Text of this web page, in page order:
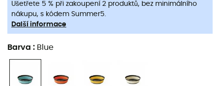
Ušetřete 5 % při zakoupení 2 produktů, bez minimálního
nákupu, s kódem Summer5.
Další informace
Barva : Blue
skládací mísa, bez BPA a s pozoruhodnou lehkostí.